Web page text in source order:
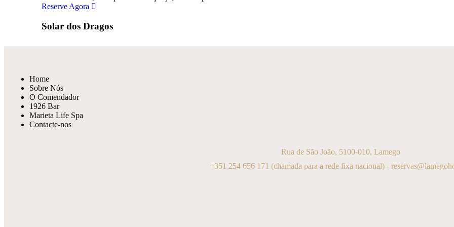
Reserve Agora
Solar dos Dragos
Home
Sobre Nós
O Comendador
1926 Bar
Marieta Life Spa
Contacte-nos
Rua de São João, 5100-010, Lamego
+351 254 656 171 (chamada para a rede fixa nacional) -